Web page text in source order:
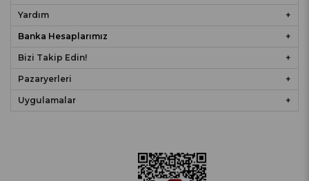
Yardım
Banka Hesaplarımız
Bizi Takip Edin!
Pazaryerleri
Uygulamalar